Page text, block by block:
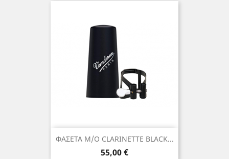
ΦΑΣΕΤΑ Μ/Ο CLARINETTE BLACK...
Τιμή
55,00 €